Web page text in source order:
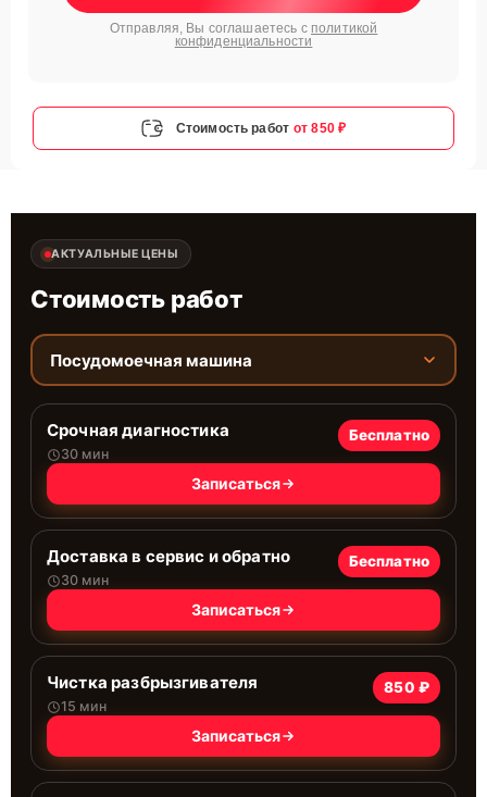
Отправляя, Вы соглашаетесь с политикой
конфиденциальности
Стоимость работ от 850 ₽
АКТУАЛЬНЫЕ ЦЕНЫ
Стоимость работ
Посудомоечная машина
Срочная диагностика
30 мин
Бесплатно
Записаться
Доставка в сервис и обратно
30 мин
Бесплатно
Записаться
Чистка разбрызгивателя
15 мин
850 ₽
Записаться